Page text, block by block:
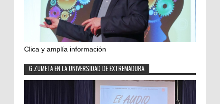
Clica y amplía información
G.ZUMETA EN LA UNIVERSIDAD DE EXTREMADURA